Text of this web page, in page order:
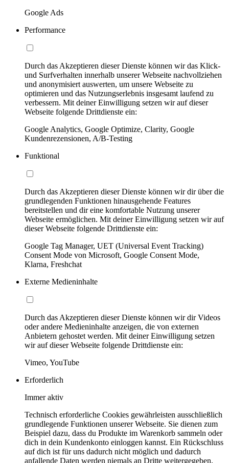
Google Ads
Performance
Durch das Akzeptieren dieser Dienste können wir das Klick-
und Surfverhalten innerhalb unserer Webseite nachvollziehen
und anonymisiert auswerten, um unsere Webseite zu
optimieren und das Nutzungserlebnis insgesamt laufend zu
verbessern. Mit deiner Einwilligung setzen wir auf dieser
Webseite folgende Drittdienste ein:
Google Analytics, Google Optimize, Clarity, Google
Kundenrezensionen, A/B-Testing
Funktional
Durch das Akzeptieren dieser Dienste können wir dir über die
grundlegenden Funktionen hinausgehende Features
bereitstellen und dir eine komfortable Nutzung unserer
Webseite ermöglichen. Mit deiner Einwilligung setzen wir auf
dieser Webseite folgende Drittdienste ein:
Google Tag Manager, UET (Universal Event Tracking)
Consent Mode von Microsoft, Google Consent Mode,
Klarna, Freshchat
Externe Medieninhalte
Durch das Akzeptieren dieser Dienste können wir dir Videos
oder andere Medieninhalte anzeigen, die von externen
Anbietern gehostet werden. Mit deiner Einwilligung setzen
wir auf dieser Webseite folgende Drittdienste ein:
Vimeo, YouTube
Erforderlich
Immer aktiv
Technisch erforderliche Cookies gewährleisten ausschließlich
grundlegende Funktionen unserer Webseite. Sie dienen zum
Beispiel dazu, dass du Produkte im Warenkorb sammeln oder
dich in dein Kundenkonto einloggen kannst. Ein Rückschluss
auf dich ist für uns dadurch nicht möglich und dadurch
anfallende Daten werden niemals an Dritte weitergegeben.